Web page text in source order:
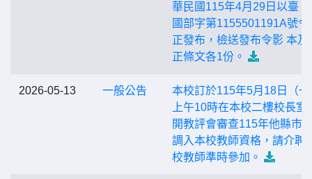
華民國115年4月29日以臺
國部字第1155501191A號令
正發布，檢送發布令影 本及
正條文各1份。
2026-05-13 一般公告
本校訂於115年5月18日（一
上午10時在本校二樓校長室
開教評會審查115年他縣市
調入本校教師資格，請介聘
校教師準時參加。